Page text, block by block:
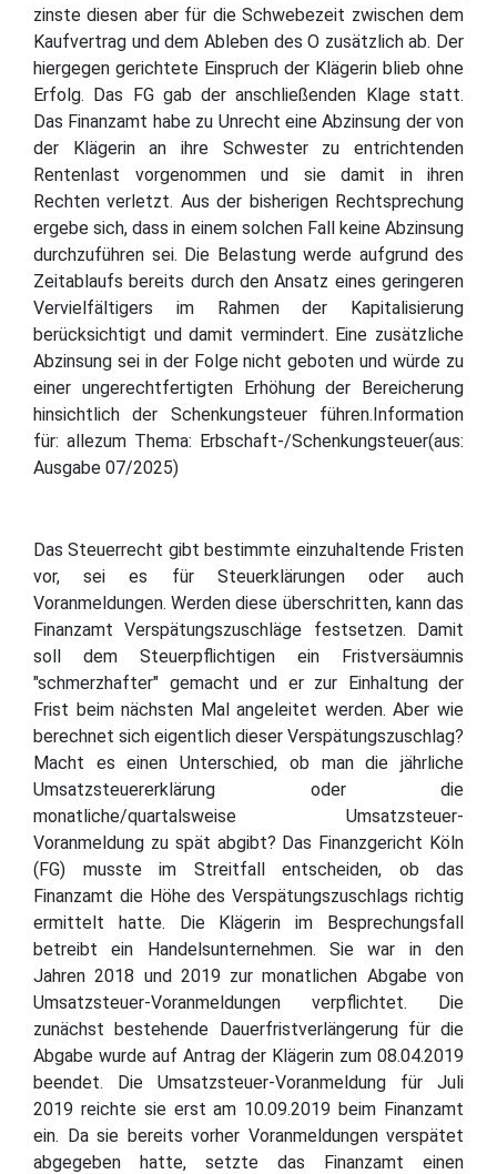
zinste diesen aber für die Schwebezeit zwischen dem
Kaufvertrag und dem Ableben des O zusätzlich ab. Der
hiergegen gerichtete Einspruch der Klägerin blieb ohne
Erfolg. Das FG gab der anschließenden Klage statt.
Das Finanzamt habe zu Unrecht eine Abzinsung der von
der Klägerin an ihre Schwester zu entrichtenden
Rentenlast vorgenommen und sie damit in ihren
Rechten verletzt. Aus der bisherigen Rechtsprechung
ergebe sich, dass in einem solchen Fall keine Abzinsung
durchzuführen sei. Die Belastung werde aufgrund des
Zeitablaufs bereits durch den Ansatz eines geringeren
Vervielfältigers im Rahmen der Kapitalisierung
berücksichtigt und damit vermindert. Eine zusätzliche
Abzinsung sei in der Folge nicht geboten und würde zu
einer ungerechtfertigten Erhöhung der Bereicherung
hinsichtlich der Schenkungsteuer führen.Information
für: allezum Thema: Erbschaft-/Schenkungsteuer(aus:
Ausgabe 07/2025)
Das Steuerrecht gibt bestimmte einzuhaltende Fristen
vor, sei es für Steuerklärungen oder auch
Voranmeldungen. Werden diese überschritten, kann das
Finanzamt Verspätungszuschläge festsetzen. Damit
soll dem Steuerpflichtigen ein Fristversäumnis
"schmerzhafter" gemacht und er zur Einhaltung der
Frist beim nächsten Mal angeleitet werden. Aber wie
berechnet sich eigentlich dieser Verspätungszuschlag?
Macht es einen Unterschied, ob man die jährliche
Umsatzsteuererklärung oder die
monatliche/quartalsweise Umsatzsteuer-
Voranmeldung zu spät abgibt? Das Finanzgericht Köln
(FG) musste im Streitfall entscheiden, ob das
Finanzamt die Höhe des Verspätungszuschlags richtig
ermittelt hatte. Die Klägerin im Besprechungsfall
betreibt ein Handelsunternehmen. Sie war in den
Jahren 2018 und 2019 zur monatlichen Abgabe von
Umsatzsteuer-Voranmeldungen verpflichtet. Die
zunächst bestehende Dauerfristverlängerung für die
Abgabe wurde auf Antrag der Klägerin zum 08.04.2019
beendet. Die Umsatzsteuer-Voranmeldung für Juli
2019 reichte sie erst am 10.09.2019 beim Finanzamt
ein. Da sie bereits vorher Voranmeldungen verspätet
abgegeben hatte, setzte das Finanzamt einen